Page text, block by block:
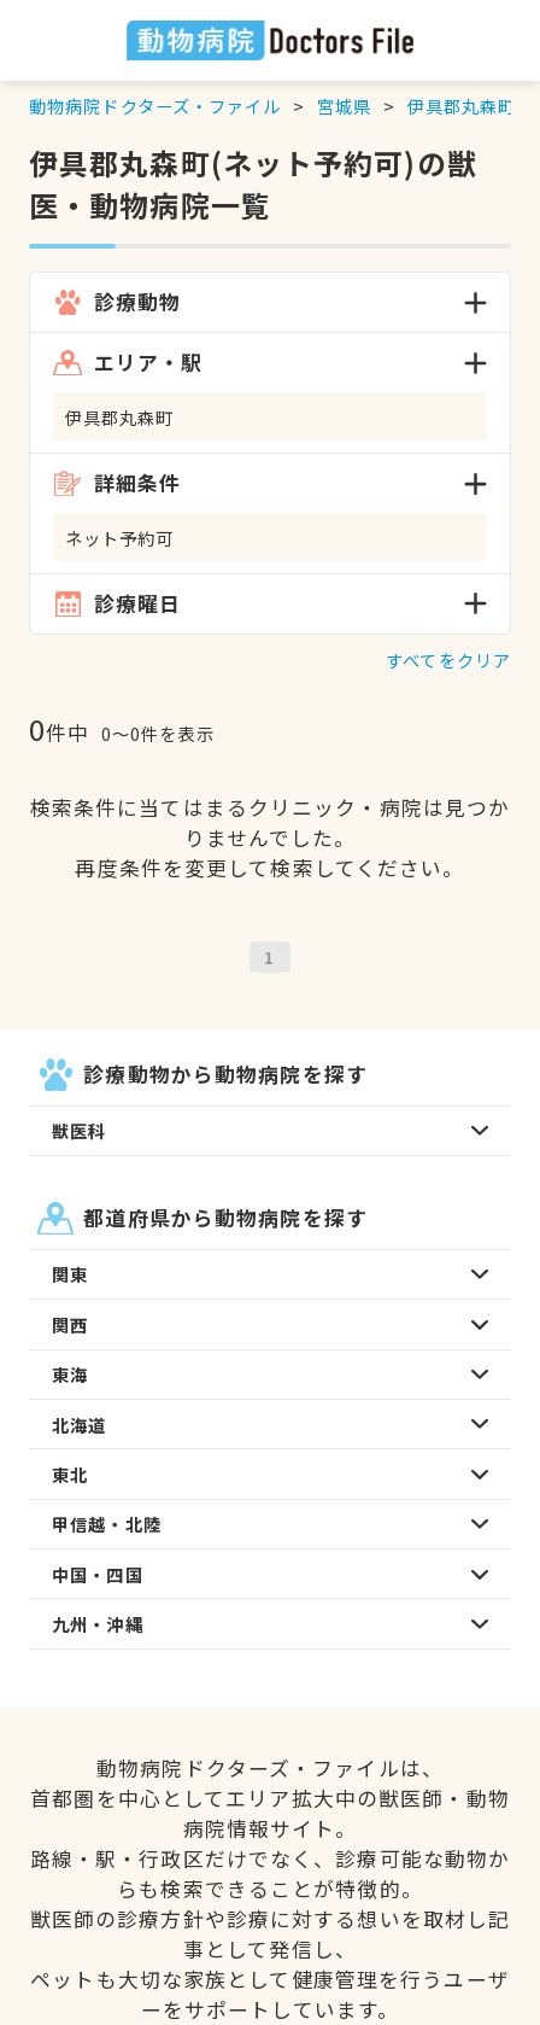
動物病院ドクターズ・ファイル 宮城県 伊具郡丸森町
伊具郡丸森町(ネット予約可)の獣
医・動物病院一覧
診療動物
エリア・駅
伊具郡丸森町
詳細条件
ネット予約可
診療曜日
すべてをクリア
0件中 0〜0件を表示
検索条件に当てはまるクリニック・病院は見つか
りませんでした。
再度条件を変更して検索してください。
1
診療動物から動物病院を探す
獣医科
都道府県から動物病院を探す
関東
関西
東海
北海道
東北
甲信越・北陸
中国・四国
九州・沖縄
動物病院ドクターズ・ファイルは、
首都圏を中心としてエリア拡大中の獣医師・動物
病院情報サイト。
路線・駅・行政区だけでなく、診療可能な動物か
らも検索できることが特徴的。
獣医師の診療方針や診療に対する想いを取材し記
事として発信し、
ペットも大切な家族として健康管理を行うユーザ
ーをサポートしています。